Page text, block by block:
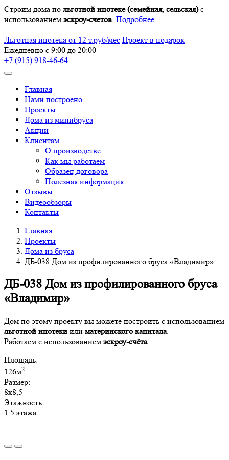
Строим дома по льготной ипотеке (семейная, сельская)с
использованием эскроу-счетов. Подробнее
Льготная ипотека от 12 т.руб/мес Проект в подарок
Ежедневно с 9:00 до 20:00
+7 (915) 918-46-64
Главная
Нами построено
Проекты
Дома из минибруса
Акции
Клиентам
О производстве
Как мы работаем
Образец договора
Полезная информация
Отзывы
Видеообзоры
Контакты
Главная
Проекты
Дома из бруса
ДБ-038 Дом из профилированного бруса «Владимир»
ДБ-038 Дом из профилированного бруса
«Владимир»
Дом по этому проекту вы можете построить с использованием
льготной ипотеки или материнского капитала.
Работаем с использованием эскроу-счёта
Площадь:
126м2
Размер:
8х8,5
Этажность:
1.5 этажа